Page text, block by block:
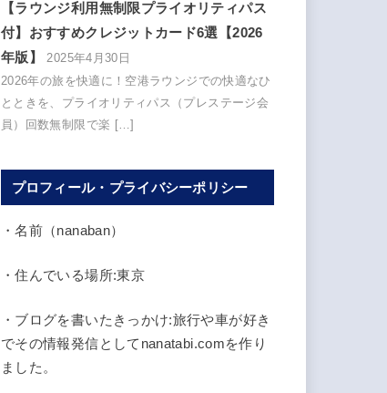
【ラウンジ利用無制限プライオリティパス
付】おすすめクレジットカード6選【2026
年版】
2025年4月30日
2026年の旅を快適に！空港ラウンジでの快適なひ
とときを、プライオリティパス（プレステージ会
員）回数無制限で楽 […]
プロフィール・プライバシーポリシー
・名前（nanaban）
・住んでいる場所:東京
・ブログを書いたきっかけ:旅行や車が好き
でその情報発信としてnanatabi.comを作り
ました。